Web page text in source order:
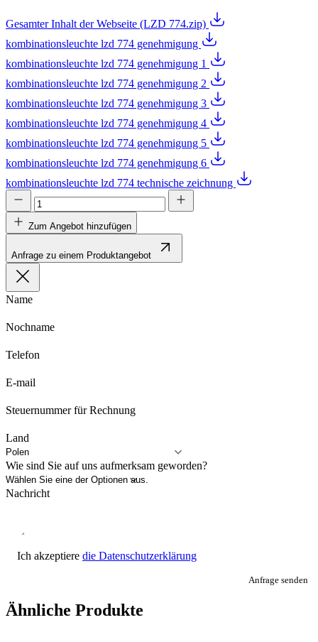
Gesamter Inhalt der Webseite (LZD 774.zip)
kombinationsleuchte lzd 774 genehmigung
kombinationsleuchte lzd 774 genehmigung 1
kombinationsleuchte lzd 774 genehmigung 2
kombinationsleuchte lzd 774 genehmigung 3
kombinationsleuchte lzd 774 genehmigung 4
kombinationsleuchte lzd 774 genehmigung 5
kombinationsleuchte lzd 774 genehmigung 6
kombinationsleuchte lzd 774 technische zeichnung
Zum Angebot hinzufügen
Anfrage zu einem Produktangebot
Name
Nochname
Telefon
E-mail
Steuernummer für Rechnung
Land
Wie sind Sie auf uns aufmerksam geworden?
Nachricht
Ich akzeptiere die Datenschutzerklärung
Anfrage senden
Ähnliche Produkte